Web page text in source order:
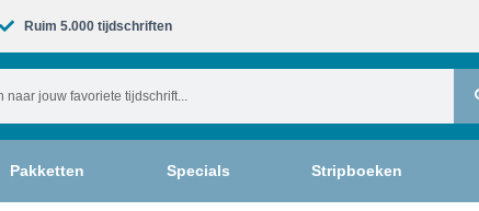
Ruim 5.000 tijdschriften​
Pakketten Specials Stripboeken